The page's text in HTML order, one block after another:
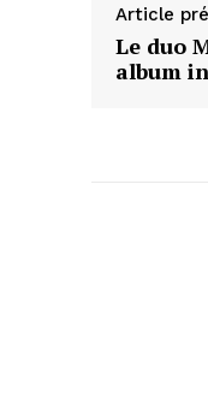
Article
Le duo
album